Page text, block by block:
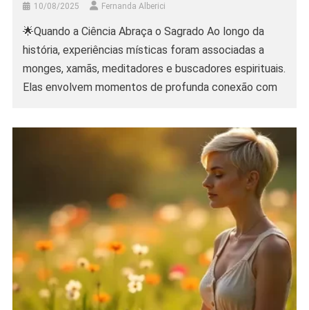
10/08/2025 Fernanda Alberici
🌟Quando a Ciência Abraça o Sagrado Ao longo da
história, experiências místicas foram associadas a
monges, xamãs, meditadores e buscadores espirituais.
Elas envolvem momentos de profunda conexão com
consciência. Por séculos, o tema foi visto como
terreno exclusivo da espiritualidade. […]